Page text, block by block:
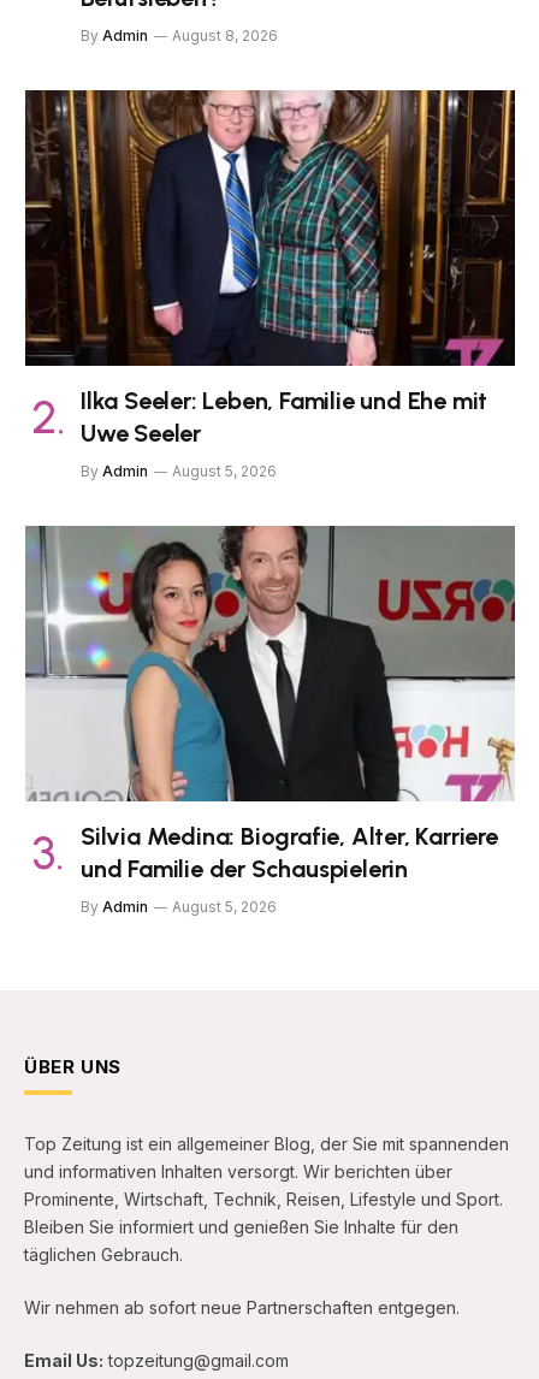
By Admin August 8, 2026
Ilka Seeler: Leben, Familie und Ehe mit
Uwe Seeler
By Admin August 5, 2026
Silvia Medina: Biografie, Alter, Karriere
und Familie der Schauspielerin
By Admin August 5, 2026
ÜBER UNS
Top Zeitung ist ein allgemeiner Blog, der Sie mit spannenden
und informativen Inhalten versorgt. Wir berichten über
Prominente, Wirtschaft, Technik, Reisen, Lifestyle und Sport.
Bleiben Sie informiert und genießen Sie Inhalte für den
täglichen Gebrauch.
Wir nehmen ab sofort neue Partnerschaften entgegen.
Email Us: topzeitung@gmail.com